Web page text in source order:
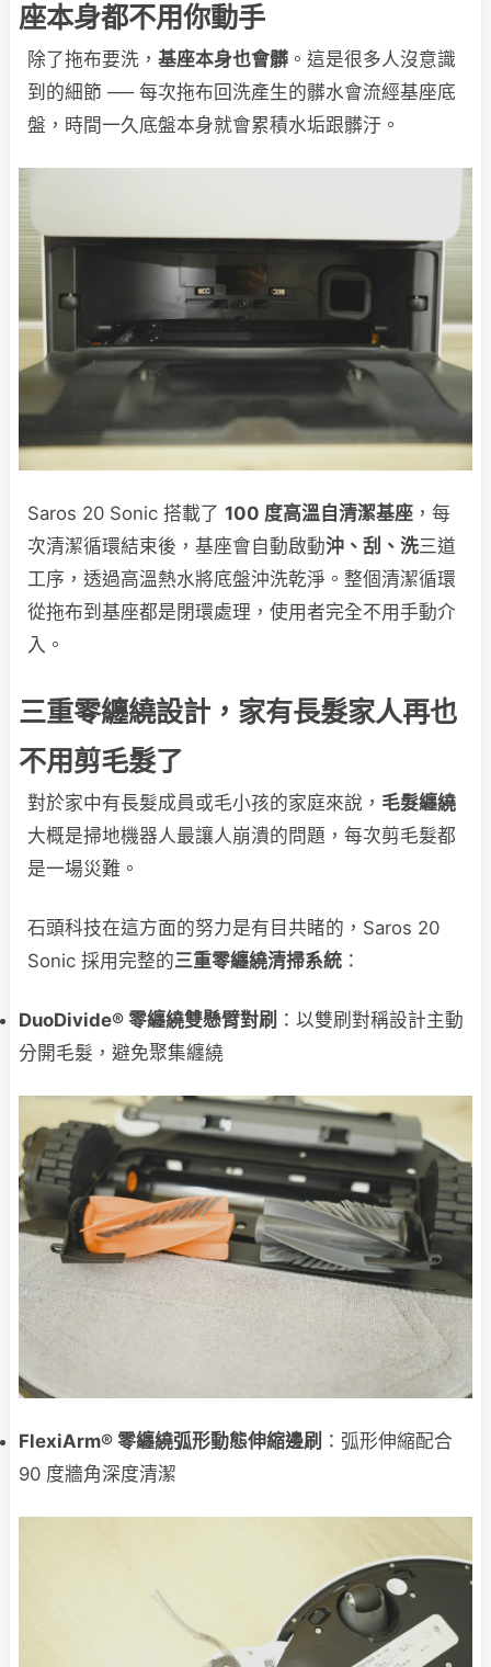
座本身都不用你動手
除了拖布要洗， 基座本身也會髒 。這是很多人沒意識
到的細節 ── 每次拖布回洗產生的髒水會流經基座底
盤，時間一久底盤本身就會累積水垢跟髒汙。
Saros 20 Sonic 搭載了 100 度高溫自清潔基座 ，每
次清潔循環結束後，基座會自動啟動沖、刮、洗三道
工序，透過高溫熱水將底盤沖洗乾淨。整個清潔循環
從拖布到基座都是閉環處理，使用者完全不用手動介
入。
三重零纏繞設計，家有長髮家人再也
不用剪毛髮了
對於家中有長髮成員或毛小孩的家庭來說， 毛髮纏繞
大概是掃地機器人最讓人崩潰的問題，每次剪毛髮都
是一場災難。
石頭科技在這方面的努力是有目共睹的，Saros 20
Sonic 採用完整的三重零纏繞清掃系統 ：
DuoDivide® 零纏繞雙懸臂對刷 ：以雙刷對稱設計主動
分開毛髮，避免聚集纏繞
FlexiArm® 零纏繞弧形動態伸縮邊刷 ：弧形伸縮配合
90 度牆角深度清潔